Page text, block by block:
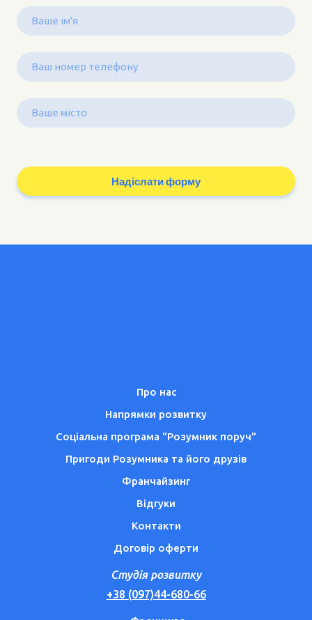
Надіслати форму
Про нас
Напрямки розвитку
Соціальна програма "Розумник поруч"
Пригоди Розумника та його друзів
Франчайзинг
Відгуки
Контакти
Договір оферти
Студія розвитку
+38 (097)44-680-66